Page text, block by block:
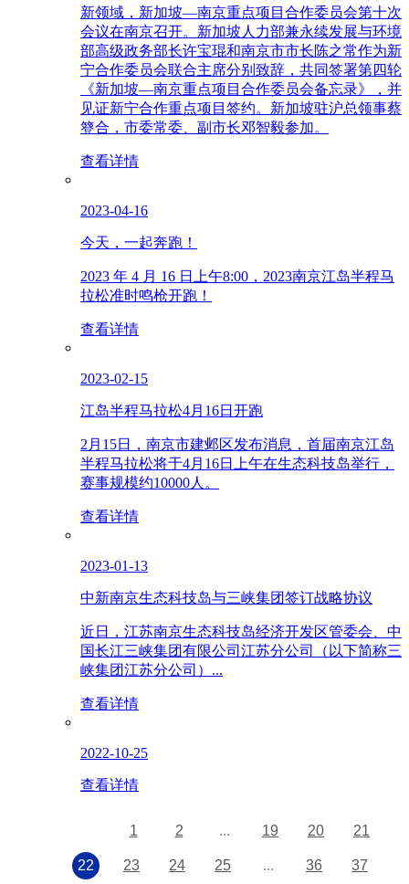
新领域，新加坡—南京重点项目合作委员会第十次
会议在南京召开。新加坡人力部兼永续发展与环境
部高级政务部长许宝琨和南京市市长陈之常作为新
宁合作委员会联合主席分别致辞，共同签署第四轮
《新加坡—南京重点项目合作委员会备忘录》，并
见证新宁合作重点项目签约。新加坡驻沪总领事蔡
簦合，市委常委、副市长邓智毅参加。
查看详情
2023-04-16
今天，一起奔跑！
2023 年 4 月 16 日上午8:00，2023南京江岛半程马
拉松准时鸣枪开跑！
查看详情
2023-02-15
江岛半程马拉松4月16日开跑
2月15日，南京市建邺区发布消息，首届南京江岛
半程马拉松将于4月16日上午在生态科技岛举行，
赛事规模约10000人。
查看详情
2023-01-13
中新南京生态科技岛与三峡集团签订战略协议
近日，江苏南京生态科技岛经济开发区管委会、中
国长江三峡集团有限公司江苏分公司（以下简称三
峡集团江苏分公司）...
查看详情
2022-10-25
查看详情
1 2 ... 19 20 21
22 23 24 25 ... 36 37